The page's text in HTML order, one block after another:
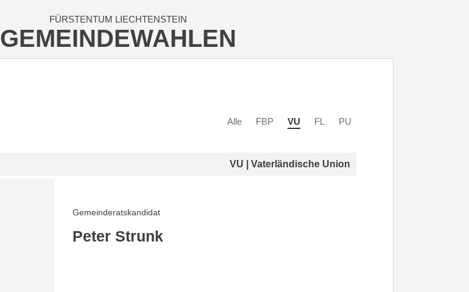
FÜRSTENTUM LIECHTENSTEIN
GEMEINDEWAHLEN
Alle FBP VU FL PU
VU | Vaterländische Union
Gemeinderatskandidat
Peter Strunk